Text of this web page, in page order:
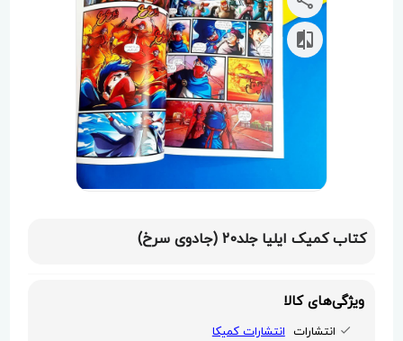
کتاب کمیک ایلیا جلد20 (جادوی سرخ)
ویژگی‌های کالا
انتشارات انتشارات کمیکا